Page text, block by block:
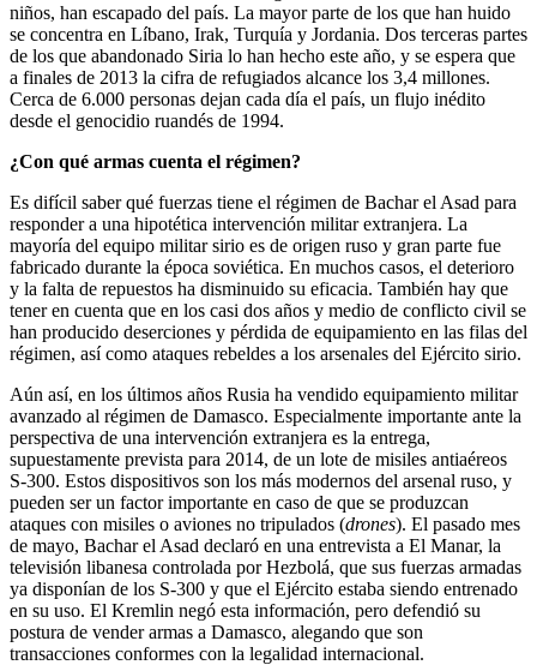
niños, han escapado del país. La mayor parte de los que han huido
se concentra en Líbano, Irak, Turquía y Jordania. Dos terceras partes
de los que abandonado Siria lo han hecho este año, y se espera que
a finales de 2013 la cifra de refugiados alcance los 3,4 millones.
Cerca de 6.000 personas dejan cada día el país, un flujo inédito
desde el genocidio ruandés de 1994.
¿Con qué armas cuenta el régimen?
Es difícil saber qué fuerzas tiene el régimen de Bachar el Asad para
responder a una hipotética intervención militar extranjera. La
mayoría del equipo militar sirio es de origen ruso y gran parte fue
fabricado durante la época soviética. En muchos casos, el deterioro
y la falta de repuestos ha disminuido su eficacia. También hay que
tener en cuenta que en los casi dos años y medio de conflicto civil se
han producido deserciones y pérdida de equipamiento en las filas del
régimen, así como ataques rebeldes a los arsenales del Ejército sirio.
Aún así, en los últimos años Rusia ha vendido equipamiento militar
avanzado al régimen de Damasco. Especialmente importante ante la
perspectiva de una intervención extranjera es la entrega,
supuestamente prevista para 2014, de un lote de misiles antiaéreos
S-300. Estos dispositivos son los más modernos del arsenal ruso, y
pueden ser un factor importante en caso de que se produzcan
ataques con misiles o aviones no tripulados (drones). El pasado mes
de mayo, Bachar el Asad declaró en una entrevista a El Manar, la
televisión libanesa controlada por Hezbolá, que sus fuerzas armadas
ya disponían de los S-300 y que el Ejército estaba siendo entrenado
en su uso. El Kremlin negó esta información, pero defendió su
postura de vender armas a Damasco, alegando que son
transacciones conformes con la legalidad internacional.